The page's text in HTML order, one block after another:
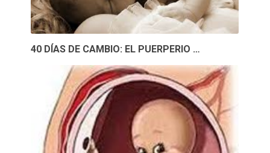
40 DÍAS DE CAMBIO: EL PUERPERIO …